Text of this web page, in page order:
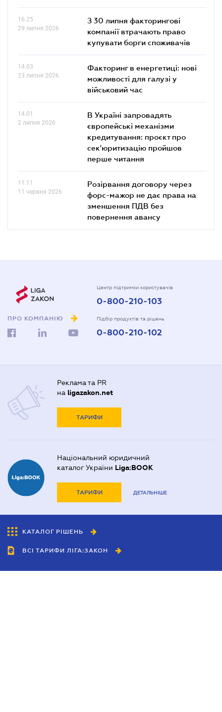
16.25
29 липня 2026
З 30 липня факторингові
компанії втрачають право
купувати борги споживачів
14.03
23 липня 2026
Факторинг в енергетиці: нові
можливості для галузі у
військовий час
14.01
2 липня 2026
В Україні запровадять
європейські механізми
кредитування: проєкт про
сек'юритизацію пройшов
перше читання
11.11
11 червня 2026
Розірвання договору через
форс-мажор не дає права на
зменшення ПДВ без
повернення авансу
ПРО КОМПАНІЮ
Центр підтримки користувачів
0-800-210-103
Підбір продуктів та рішень
0-800-210-102
Реклама та PR
на ligazakon.net
ТАРИФИ
Національний юридичний
каталог України Liga:BOOK
ТАРИФИ ДЕТАЛЬНІШЕ
КАТАЛОГ РІШЕНЬ
ВСІ ТАРИФИ ЛІГА:ЗАКОН